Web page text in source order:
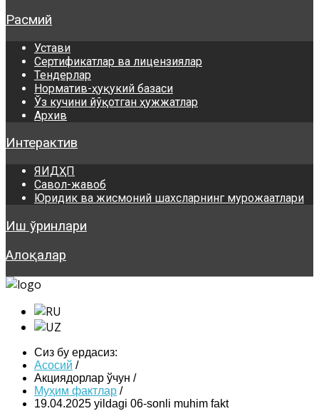
Расмий
Устави
Сертификатлар ва лицензиялар
Тендерлар
Норматив-ҳуқукий базаси
Ўз кучини йўқотган ҳужжатлар
Архив
Интерактив
ЯИДҲП
Савол-жавоб
Юридик ва жисмоний шахсларнинг мурожаатлари
Иш ўринлари
Алоқалар
Сиз бу ердасиз:
Асосий /
Акциядорлар ўчун /
Муҳим фактлар /
19.04.2025 yildagi 06-sonli muhim fakt